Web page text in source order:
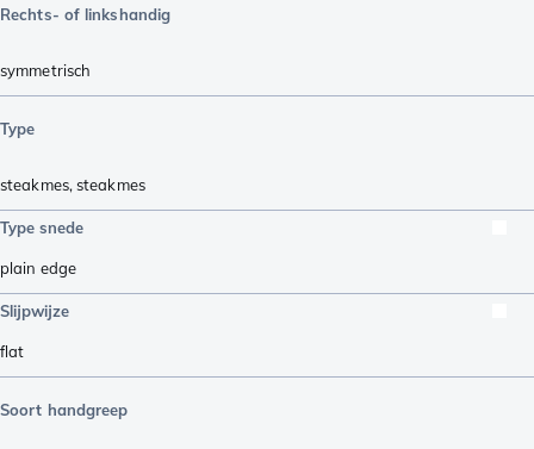
Rechts- of linkshandig
symmetrisch
Type
steakmes,steakmes
Type snede
plain edge
Slijpwijze
flat
Soort handgreep